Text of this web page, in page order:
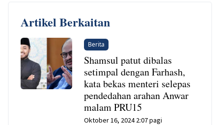
Artikel Berkaitan
Berita
Shamsul patut dibalas
setimpal dengan Farhash,
kata bekas menteri selepas
pendedahan arahan Anwar
malam PRU15
Oktober 16, 2024 2:07 pagi